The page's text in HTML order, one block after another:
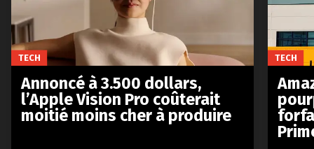
TECH
Annoncé à 3.500 dollars,
l’Apple Vision Pro coûterait
moitié moins cher à produire
TECH